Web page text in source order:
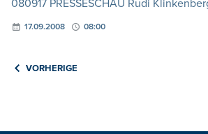
080917 PRESSESCHAU Rudi
17.09.2008 08:00
VORHERIGE